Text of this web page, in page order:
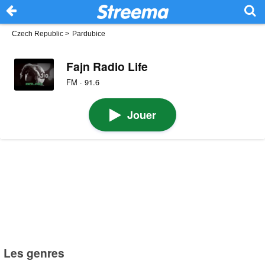
Czech Republic > Pardubice
Fajn Radio Life
FM · 91.6
Jouer
Les genres